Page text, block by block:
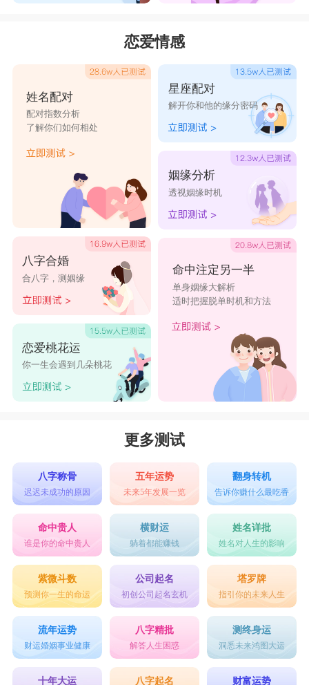
3. 梦幻多情的双鱼座和坚韧踏实的
起实际上是十分互补的。双鱼浪漫有情调，富有艺
术家的气息。这填补了实际沉稳的金牛因为过于实
际产生的感情空缺。
双鱼女最配星座：巨蟹男
双鱼座的女生是典型的小女生，天真烂漫爱幻
想，对生活充满期待，但缺乏应对的能力。她们的
存在是为了满足那些大男子主义。她们希望自己能
够一直被当成小女孩，永远都天真浪漫。而在感情
中，巨蟹会变得善妒且占有欲强，一反平时给大众
温柔的形象。同为水象星座
，双鱼和巨蟹会十分有
默契，彼此心照不宣，能够和谐相处。
双鱼男最配星座：巨蟹女
双鱼座与巨蟹座同为水象星座，受其影响，他
也很强，他们同样都将爱视若珍宝，对于安全感的
渴求会让他们非常注重给对方安全感。从恋爱观上
看，巨蟹重视稳定和实际的爱情，双鱼要求全心全
意地照顾和爱情。两人兴致相投，生活方式一致。
很容易产生一见倾心的情况。双鱼男和巨蟹女有个
共同的点，就是懂得体贴人、善解人意，他们将是
非常默契的一对。
2021年双鱼需注意的爱情劫：
恋爱情感
姓名配对
配对指数分析
了解你们如何相处
八字合婚
合八字，测姻缘
恋爱桃花运
你一生会遇到几朵桃花
星座配对
解开你和他的缘分密码
姻缘分析
透视姻缘时机
命中注定另一半
单身姻缘大解析
适时把握脱单时机和方法
更多测试
八字称骨
迟迟未成功的原因
五年运势
未来5年发展一览
翻身转机
告诉你赚什么最吃香
命中贵人
谁是你的命中贵人
横财运
躺着都能赚钱
姓名详批
姓名对人生的影响
紫微斗数
预测你一生的命运
公司起名
初创公司起名玄机
塔罗牌
指引你的未来人生
流年运势
财运婚姻事业健康
八字精批
解答人生困惑
测终身运
洞悉未来鸿图大运
十年大运 八字起名 财富运势